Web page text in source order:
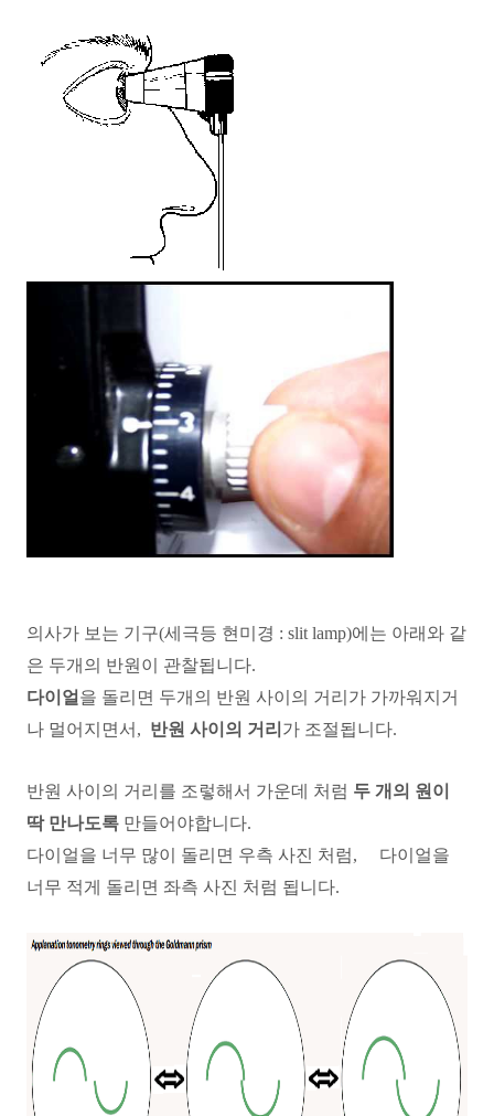
의사가 보는 기구(세극등 현미경 : slit lamp)에는 아래와 같
은 두개의 반원이 관찰됩니다.
다이얼 을 돌리면 두개의 반원 사이의 거리가 가까워지거
나 멀어지면서, 반원 사이의 거리 가 조절됩니다.
반원 사이의 거리를 조렇해서 가운데 처럼 두 개의 원이
딱 만나도록 만들어야합니다.
다이얼을 너무 많이 돌리면 우측 사진 처럼, 다이얼을
너무 적게 돌리면 좌측 사진 처럼 됩니다.